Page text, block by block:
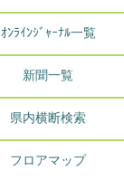
ｵﾝﾗｲﾝｼﾞｬｰﾅﾙ一覧
新聞一覧
県内横断検索
フロアマップ